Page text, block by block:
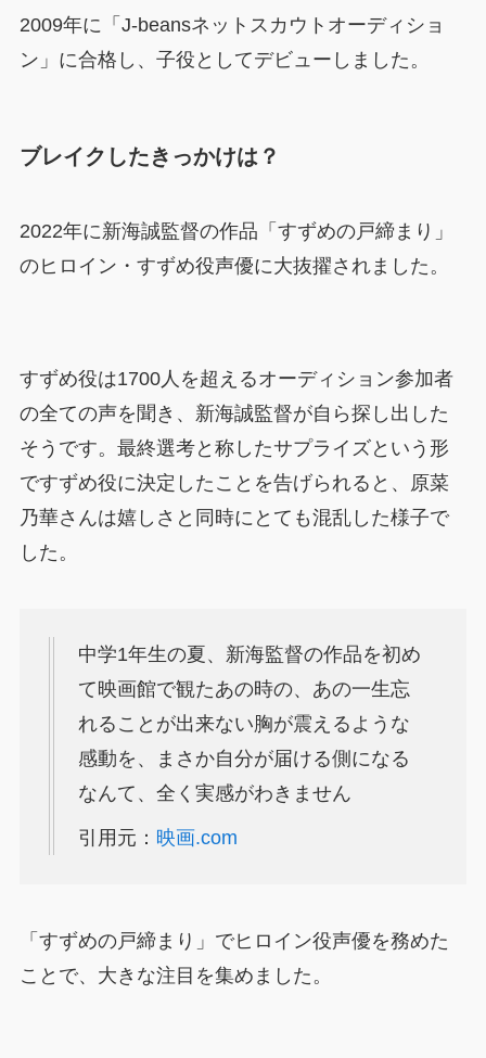
2009年に「J-beansネットスカウトオーディショ
ン」に合格し、子役としてデビューしました。
ブレイクしたきっかけは？
2022年に新海誠監督の作品「すずめの戸締まり」
のヒロイン・すずめ役声優に大抜擢されました。
すずめ役は1700人を超えるオーディション参加者
の全ての声を聞き、新海誠監督が自ら探し出した
そうです。最終選考と称したサプライズという形
ですずめ役に決定したことを告げられると、原菜
乃華さんは嬉しさと同時にとても混乱した様子で
した。
中学1年生の夏、新海監督の作品を初め
て映画館で観たあの時の、あの一生忘
れることが出来ない胸が震えるような
感動を、まさか自分が届ける側になる
なんて、全く実感がわきません
引用元： 映画.com
「すずめの戸締まり」でヒロイン役声優を務めた
ことで、大きな注目を集めました。